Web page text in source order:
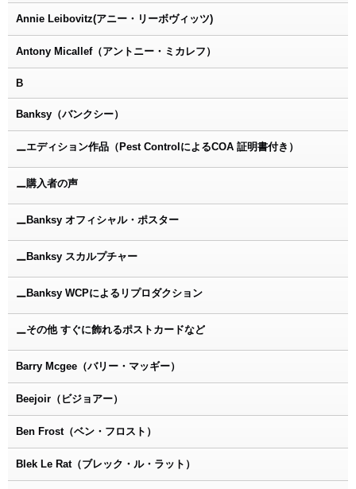
Annie Leibovitz(アニー・リーボヴィッツ)
Antony Micallef（アントニー・ミカレフ）
B
Banksy（バンクシー）
ーエディション作品（Pest ControlによるCOA 証明書付き）
ー購入者の声
ーBanksy オフィシャル・ポスター
ーBanksy スカルプチャー
ーBanksy WCPによるリプロダクション
ーその他 すぐに飾れるポストカードなど
Barry Mcgee（バリー・マッギー）
Beejoir（ビジョアー）
Ben Frost（ベン・フロスト）
Blek Le Rat（ブレック・ル・ラット）